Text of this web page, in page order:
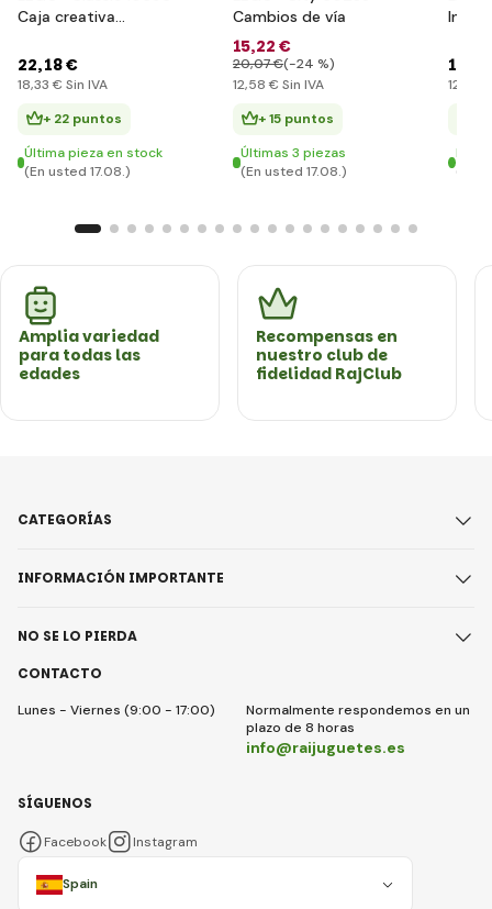
Caja creativa
22,18 €
18,33 € Sin IVA
+ 22 puntos
Última pieza en stock
(En usted 17.08.)
Cambios de vía
15,22 €
20,07 €(-24 %)
12,58 € Sin IVA
+ 15 puntos
Últimas 3 piezas
(En usted 17.08.)
15
12
En
(En
Amplia variedad
para todas las
edades
Recompensas en
nuestro club de
fidelidad RajClub
CONTACTO
Lunes - Viernes (9:00 - 17:00)
Normalmente respondemos en un
plazo de 8 horas
info@raijuguetes.es
CATEGORÍAS
INFORMACIÓN IMPORTANTE
NO SE LO PIERDA
Spain
SÍGUENOS
Facebook Instagram